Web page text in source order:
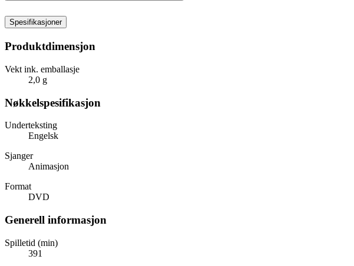
Spesifikasjoner
Produktdimensjon
Vekt ink. emballasje
2,0 g
Nøkkelspesifikasjon
Underteksting
Engelsk
Sjanger
Animasjon
Format
DVD
Generell informasjon
Spilletid (min)
391